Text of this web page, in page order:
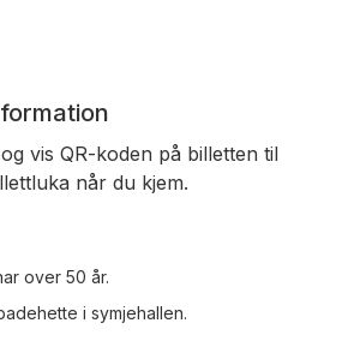
vis QR-koden på billetten til
når du kjem.
over 50 år.
i symjehallen.